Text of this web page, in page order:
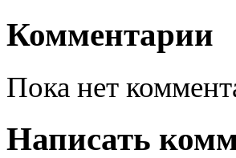
Комментарии
Пока нет
Написать